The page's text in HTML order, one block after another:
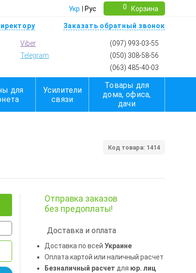
Укр Рус 0 Корзина
Заказать обратный звонок
Viber
Telegram
(097) 993-03-55
(050) 308-58-56
(063) 485-40-03
для
Усилители
связи
Товары для
дома, офиса,
дачи
Код товара: 1414
Отправка заказов
без предоплаты!
Доставка и оплата
Доставка по всей Украине
Оплата картой или наличный расчет
Безналичный расчет для юр. лиц